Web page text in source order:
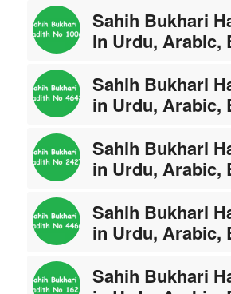
Sahih Bukhari
in Urdu, Arabic,
Sahih Bukhari
in Urdu, Arabic,
Sahih Bukhari
in Urdu, Arabic,
Sahih Bukhari
in Urdu, Arabic,
Sahih Bukhari